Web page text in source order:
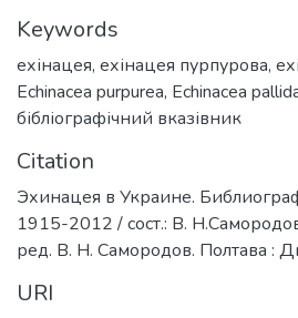
Keywords
ехінацея, ехінацея пурпурова,
Echinacea purpurea, Echinacea
бібліографічний вказівник
Citation
Эхинацея в Украине.
1915-2012 / сост.: В.
ред. В. Н. Самородов. Полтава :
URI